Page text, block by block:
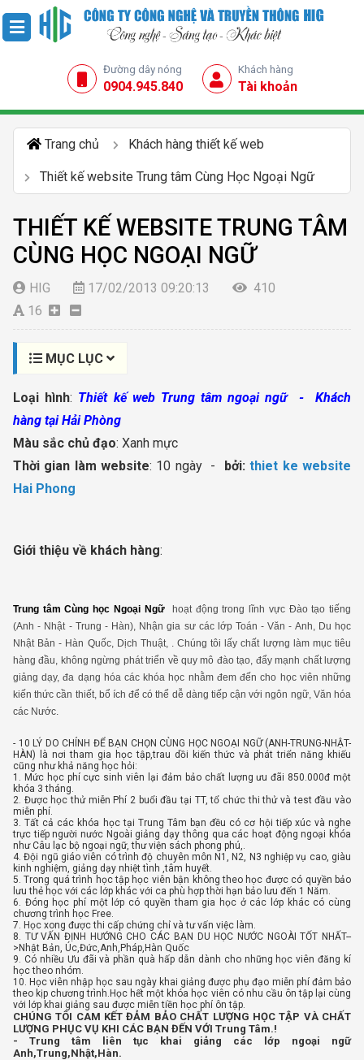
Đường dây nóng
0904.945.840
Khách hàng
Tài khoản
Trang chủ Khách hàng thiết kế web
Thiết kế website Trung tâm Cùng Học Ngoại Ngữ
THIẾT KẾ WEBSITE TRUNG TÂM
CÙNG HỌC NGOẠI NGỮ
HIG 17/02/2013 09:20:13
410
16
MỤC LỤC
Loại hình: Thiết kế web Trung tâm ngoại ngữ - Khách
hàng tại Hải Phòng
Màu sắc chủ đạo: Xanh mực
Thời gian làm website: 10 ngày - bởi:thiet ke website
Hai Phong
Giới thiệu về khách hàng:
Trung tâm Cùng học Ngoại Ngữhoạt động trong lĩnh vực Đào tạo tiếng
(Anh - Nhật - Trung - Hàn), Nhận gia sư các lớp Toán - Văn - Anh, Du học
Nhật Bản - Hàn Quốc, Dịch Thuật, . Chúng tôi lấy chất lượng làm mục tiêu
hàng đầu, không ngừng phát triển về quy mô đào tạo, đẩy mạnh chất lượng
giảng dạy, đa dạng hóa các khóa học nhằm đem đến cho học viên những
kiến thức cần thiết, bổ ích để có thể dễ dàng tiếp cận với ngôn ngữ, Văn hóa
các Nước.
- 10 LÝ DO CHÍNH ĐỂ BẠN CHỌN CÙNG HỌC NGOẠI NGỮ (ANH-TRUNG-NHẬT-
HÀN) là nơi tham gia học tập,trau dồi kiến thức và phát triển năng khiếu
cũng như khả năng học hỏi:
1. Mức học phí cực sinh viên lại đảm bảo chất lượng ưu đãi 850.000đ một
khóa 3 tháng.
2. Được học thử miễn Phí 2 buổi đầu tại TT, tổ chức thi thử và test đầu vào
miễn phí.
3. Tất cả các khóa học tại Trung Tâm bạn đều có cơ hội tiếp xúc và nghe
trực tiếp người nước Ngoài giảng dạy thông qua các hoạt động ngoại khóa
như Câu lạc bộ ngoại ngữ, thư viện sách phong phú,.
4. Đội ngũ giáo viên có trình độ chuyên môn N1, N2, N3 nghiệp vụ cao, giàu
kinh nghiệm, giảng dạy nhiệt tình ,tâm huyết.
5. Trong quá trình học tập học viên bận không theo học được có quyền bảo
lưu thẻ học với các lớp khác với ca phù hợp thời hạn bảo lưu đến 1 Năm.
6. Đóng học phí một lớp có quyền tham gia học ở các lớp khác có cùng
chương trình học Free.
7. Học xong được thi cấp chứng chỉ và tư vấn việc làm.
8. TƯ VẤN ĐỊNH HƯỚNG CHO CÁC BẠN DU HỌC NƯỚC NGOÀI TỐT NHẤT--
>Nhật Bản, Úc,Đức,Anh,Pháp,Hàn Quốc
9. Có nhiều Ưu đãi và phần quà hấp dẫn dành cho những học viên đăng kí
học theo nhóm.
10. Học viên nhập học sau ngày khai giảng được phụ đạo miễn phí đảm bảo
theo kịp chương trình.Học hết một khóa học viên có nhu cầu ôn tập lại cùng
với lớp khai giảng sau được miễn tiền học phí ôn tập.
CHÚNG TÔI CAM KẾT ĐẢM BẢO CHẤT LƯỢNG HỌC TẬP VÀ CHẤT
LƯỢNG PHỤC VỤ KHI CÁC BẠN ĐẾN VỚI Trung Tâm.!
- Trung tâm liên tục khai giảng các lớp ngoại ngữ
Anh,Trung,Nhật,Hàn.